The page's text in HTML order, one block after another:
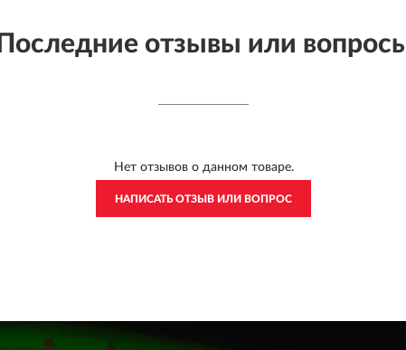
Последние отзывы или
Нет отзывов о данном товаре.
НАПИСАТЬ ОТЗЫВ ИЛИ ВОПРОС